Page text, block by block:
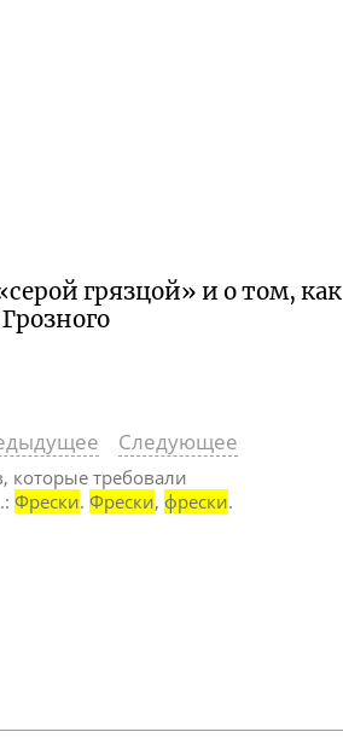
грязцой» и о том, как
Следующее
которые требовали
Фрески.Фрески, фрески.